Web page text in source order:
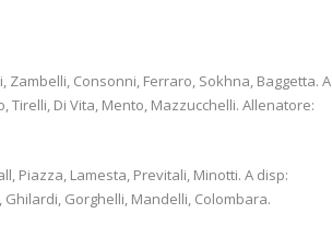
Consonni, Ferraro, Sokhna, Baggetta. A
Tirelli, Di Vita, Mento, Mazzucchelli. Allenatore:
Piazza, Lamesta, Previtali, Minotti. A disp:
Ghilardi, Gorghelli, Mandelli, Colombara.